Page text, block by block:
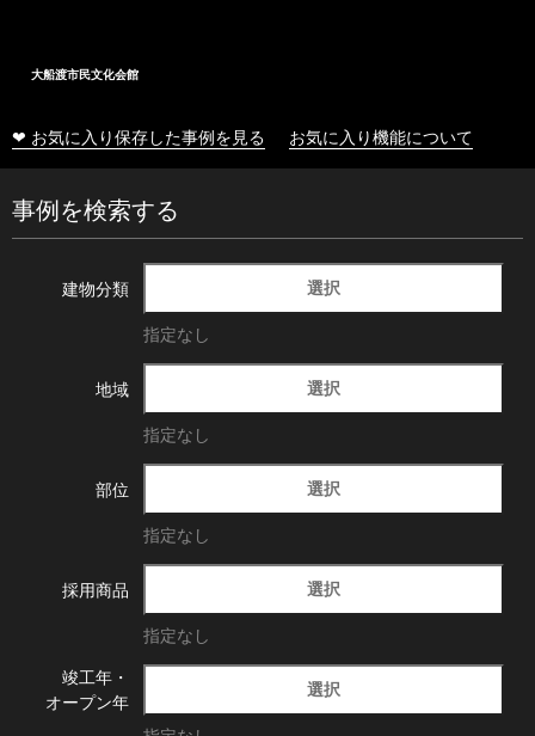
大船渡市民文化会館
❤ お気に入り保存した事例を見る お気に入り機能について
事例を検索する
建物分類 選択
指定なし
地域 選択
指定なし
部位 選択
指定なし
採用商品 選択
指定なし
竣工年・
オープン年
選択